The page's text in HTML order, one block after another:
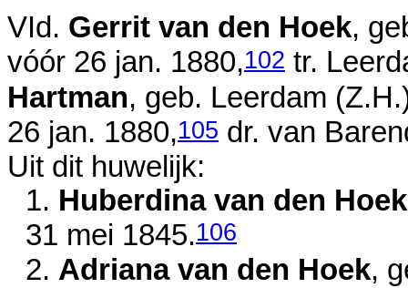
VId. Gerrit van den Hoek,
vóór 26 jan. 1880,102 tr.
Hartman, geb. Leerdam
26 jan. 1880,105 dr. van
Uit dit huwelijk:
1. Huberdina van den Hoek
31 mei 1845.106
2. Adriana van den Hoek,